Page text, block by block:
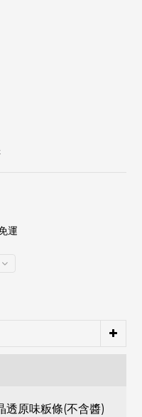
運
透原味粄條(不含醬)